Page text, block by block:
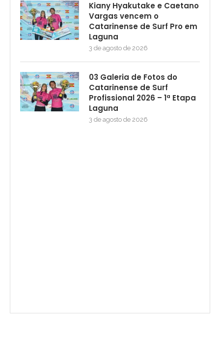
Kiany Hyakutake e Caetano
Vargas vencem o
Catarinense de Surf Pro em
Laguna
3 de agosto de 2026
03 Galeria de Fotos do
Catarinense de Surf
Profissional 2026 – 1ª Etapa
Laguna
3 de agosto de 2026